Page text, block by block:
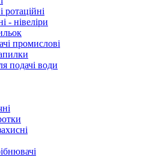
ротаційні
- нівеліри
промислові
подачі води